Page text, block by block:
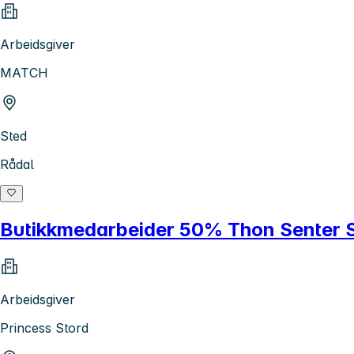
Arbeidsgiver
MATCH
Sted
Rådal
Butikkmedarbeider 50% Thon Senter
Arbeidsgiver
Princess Stord